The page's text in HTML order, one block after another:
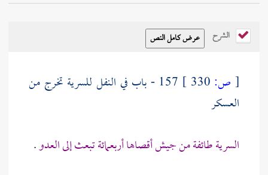
الشرح
[ ص:
157 - باب في النفل للسرية تخرج من
العسكر
السرية طائفة من جيش أقصاها أربعمائة تبعث إلى العدو.